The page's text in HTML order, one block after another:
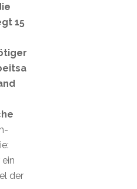
15
ein
der